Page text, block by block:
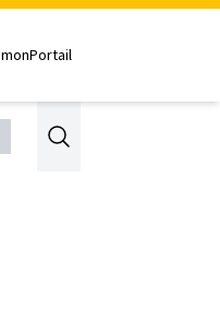
monPortail
Search